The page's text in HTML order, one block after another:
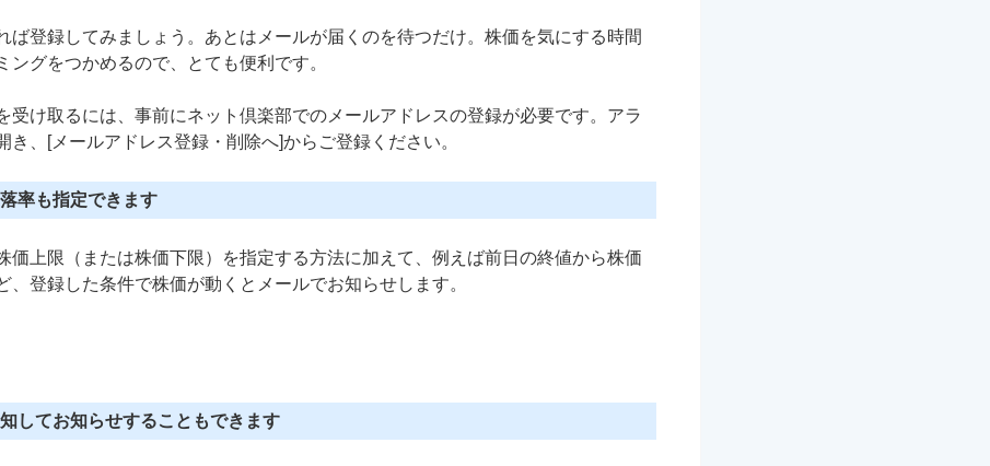
ば登録してみましょう。あとはメールが届くのを待つだけ。株価を気にする時間
ングをつかめるので、とても便利です。
受け取るには、事前にネット倶楽部でのメールアドレスの登録が必要です。アラ
き、[メールアドレス登録・削除へ]からご登録ください。
率も指定できます
価上限（または株価下限）を指定する方法に加えて、例えば前日の終値から株価
、登録した条件で株価が動くとメールでお知らせします。
してお知らせすることもできます